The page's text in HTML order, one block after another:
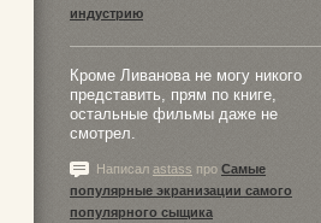
индустрию
Кроме Ливанова не могу никого
представить, прям по книге,
остальные фильмы даже не
смотрел.
Написал astass про Самые
популярные экранизации самого
популярного сыщика